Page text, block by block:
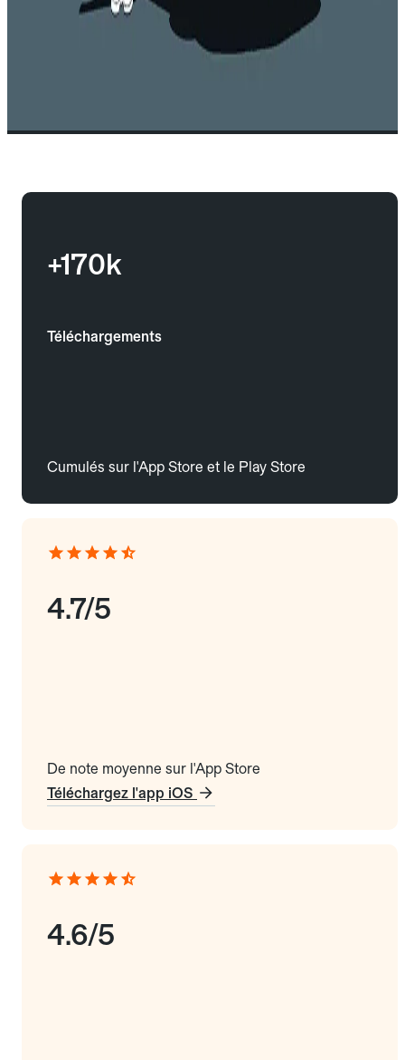
+170k
Téléchargements
Cumulés sur l'App Store et le Play Store
4.7/5
De note moyenne sur l'App Store
Téléchargez l'app iOS
4.6/5